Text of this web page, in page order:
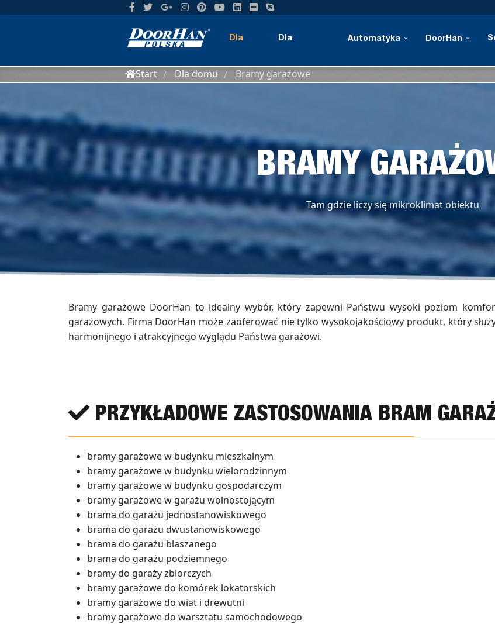
Dla Dla Automatyka DoorHan
Start / Dla domu / Bramy garażowe
BRAMY
Tam gdzie liczy się mikroklimat obiektu
Bramy garażowe DoorHan to idealny wybór, który zapewni Państwu wysoki poziom
garażowych. Firma DoorHan może zaoferować nie tylko wysokojakościowy produkt, który
harmonijnego i atrakcyjnego wyglądu Państwa garażowi.
PRZYKŁADOWE ZASTOSOWANIA BRAM
bramy garażowe w budynku mieszkalnym
bramy garażowe w budynku wielorodzinnym
bramy garażowe w budynku gospodarczym
bramy garażowe w garażu wolnostojącym
brama do garażu jednostanowiskowego
brama do garażu dwustanowiskowego
brama do garażu blaszanego
brama do garażu podziemnego
bramy do garaży zbiorczych
bramy garażowe do komórek lokatorskich
bramy garażowe do wiat i drewutni
bramy garażowe do warsztatu samochodowego